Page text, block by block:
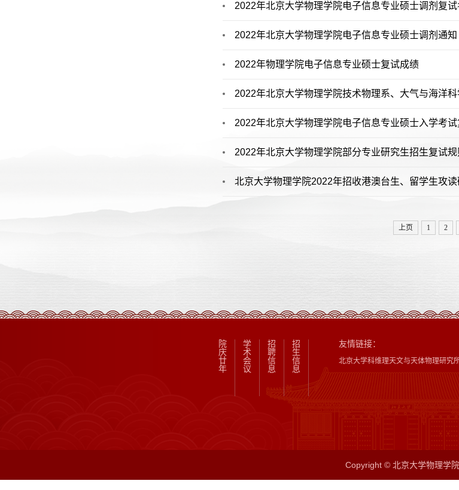
2022年北京大学物理学院电子信息专业硕士调剂复
2022年北京大学物理学院电子信息专业硕士调剂通知
2022年物理学院电子信息专业硕士复试成绩
2022年北京大学物理学院技术物理系、大气与海洋
2022年北京大学物理学院电子信息专业硕士入学考
2022年北京大学物理学院部分专业研究生招生复试规
北京大学物理学院2022年招收港澳台生、留学生攻
上页 1 2
院
庆
廿
年
学
术
会
议
招
聘
信
息
招
生
信
息
友情链接：
北京大学科维理天文与天体物理研究
Copyright © 北京大学物理学院